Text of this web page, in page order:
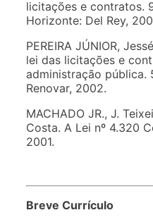
licitações e contratos.
Horizonte: Del Rey,
PEREIRA JÚNIOR,
lei das licitações e
administração pública.
Renovar, 2002.
MACHADO JR., J.
Costa. A Lei nº 4.320
2001.
Breve Currículo